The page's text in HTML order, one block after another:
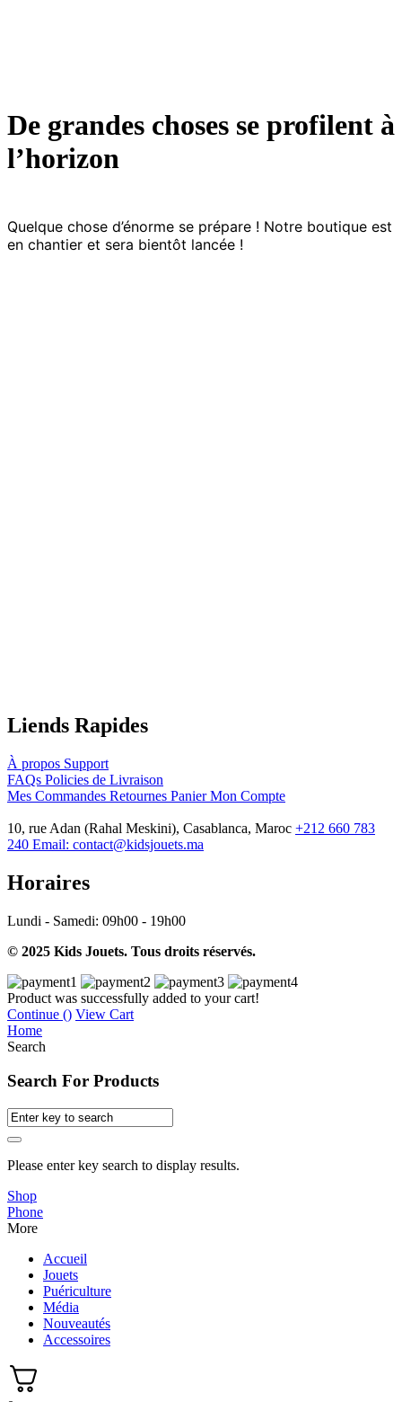
De grandes choses se profilent à
l’horizon
Quelque chose d’énorme se prépare ! Notre boutique est
en chantier et sera bientôt lancée !
Liends Rapides
À propos Support
FAQs Policies de Livraison
Mes Commandes Retournes Panier Mon Compte
10, rue Adan (Rahal Meskini), Casablanca, Maroc +212 660 783
240 Email: contact@kidsjouets.ma
Horaires
Lundi - Samedi: 09h00 - 19h00
© 2025 Kids Jouets. Tous droits réservés.
Product was successfully added to your cart!
Continue () View Cart
Home
Search
Search For Products
Please enter key search to display results.
Shop
Phone
More
Accueil
Jouets
Puériculture
Média
Nouveautés
Accessoires